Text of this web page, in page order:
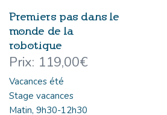
Premiers pas dans le
monde de la
robotique
119,00€
Vacances été
Stage vacances
Matin, 9h30-12h30